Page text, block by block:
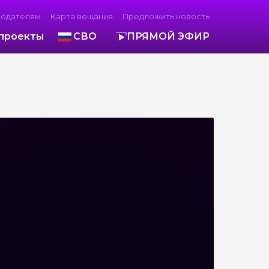
Карта вещания Предложить новость
СВО ПРЯМОЙ ЭФИР